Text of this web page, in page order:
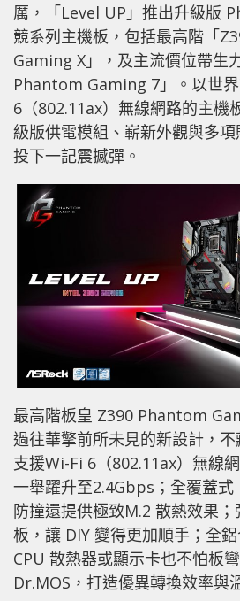
厲，「Level UP」推出升級版
競系列主機板，包括最高階「
Gaming X」，及主流價位帶生
Phantom Gaming 7」。以世
6（802.11ax）無線網路的主機
級版供電模組、嶄新外觀與多
投下一記震撼彈。
最高階板皇 Z390 Phantom
過往華擎前所未見的新設計，
支援Wi-Fi 6（802.11ax）無線
一舉躍升至2.4Gbps；全覆蓋式
防撞還提供極致M.2 散熱效果
板，讓 DIY 變得更加順手；全
CPU 散熱器或顯示卡也不怕板
Dr.MOS，打造優異轉換效率與